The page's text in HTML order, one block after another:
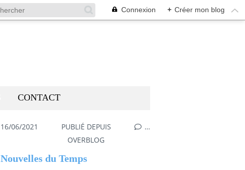
Connexion + Créer mon blog
CONTACT
,MESGAMMES
16/06/2021
PUBLIÉ DEPUIS
OVERBLOG
…
Nouvelles du Temps